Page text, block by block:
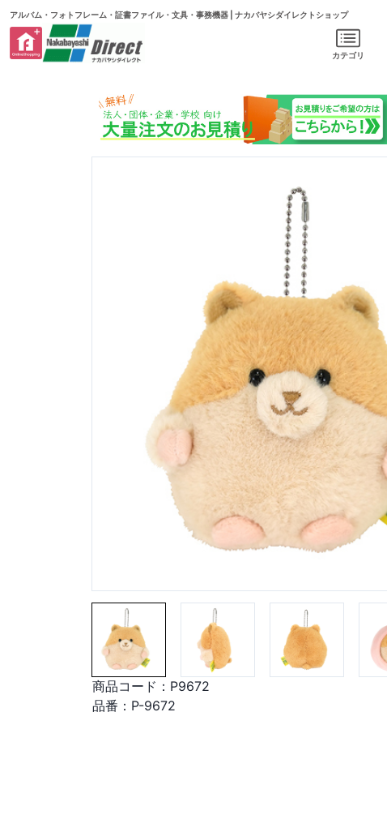
アルバム・フォトフレーム・証書ファイル・文具・事務機器 | ナカバヤシダイレクトショップ
カテゴリ
商品コード： P9672
品番： P-9672